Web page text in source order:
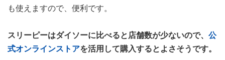
も使えますので、便利です。
スリーピーはダイソーに比べると店舗数が少ないので、 公
式オンラインストアを活用して購入するとよさそうです。